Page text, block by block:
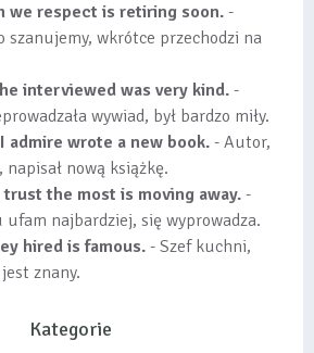
we respect is retiring soon. -
szanujemy, wkrótce przechodzi na
interviewed was very kind. -
wywiad, był bardzo miły.
admire wrote a new book. - Autor,
nową książkę.
the most is moving away. -
najbardziej, się wyprowadza.
hired is famous. - Szef kuchni,
znany.
Kategorie